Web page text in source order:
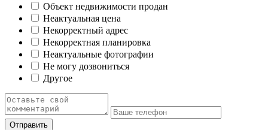
Объект недвижимости продан
Неактуальная цена
Некорректный адрес
Некорректная планировка
Неактуальные фотографии
Не могу дозвониться
Другое
Отправить